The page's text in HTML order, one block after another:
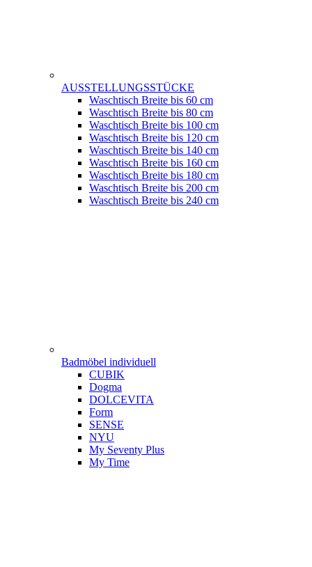
AUSSTELLUNGSSTÜCKE
Waschtisch Breite bis 60 cm
Waschtisch Breite bis 80 cm
Waschtisch Breite bis 100 cm
Waschtisch Breite bis 120 cm
Waschtisch Breite bis 140 cm
Waschtisch Breite bis 160 cm
Waschtisch Breite bis 180 cm
Waschtisch Breite bis 200 cm
Waschtisch Breite bis 240 cm
Badmöbel individuell
CUBIK
Dogma
DOLCEVITA
Form
SENSE
NYU
My Seventy Plus
My Time